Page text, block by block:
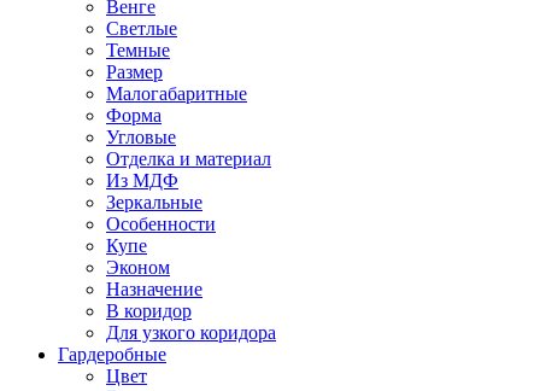
Венге
Светлые
Темные
Размер
Малогабаритные
Форма
Угловые
Отделка и материал
Из МДФ
Зеркальные
Особенности
Купе
Эконом
Назначение
В коридор
Для узкого коридора
Гардеробные
Цвет